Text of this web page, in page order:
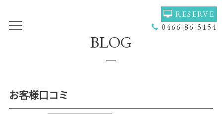
0466-86-5154
RESERVE
VOICE
STAFF NAIL
BLOG
お客様口コミ